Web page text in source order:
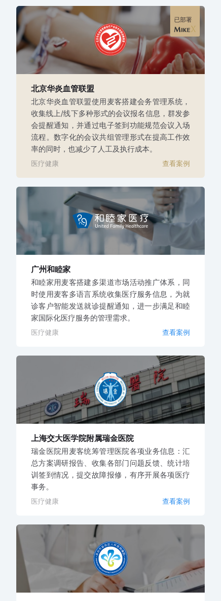
已部署
北京华炎血管联盟
北京华炎血管联盟使用麦客搭建会务管理系统，
收集线上/线下多种形式的会议报名信息，群发参
会提醒通知，并通过电子签到功能规范会议入场
流程。数字化的会议共组管理形式在提高工作效
率的同时，也减少了人工及执行成本。
医疗健康 查看案例
广州和睦家
和睦家用麦客搭建多渠道市场活动推广体系，同
时使用麦客多语言系统收集医疗服务信息，为就
诊客户智能发送就诊提醒通知，进一步满足和睦
家国际化医疗服务的管理需求。
医疗健康 查看案例
上海交大医学院附属瑞金医院
瑞金医院用麦客统筹管理医院各项业务信息：汇
总方案调研报告、收集各部门问题反馈、统计培
训签到情况，提交故障报修，有序开展各项医疗
事务。
医疗健康 查看案例